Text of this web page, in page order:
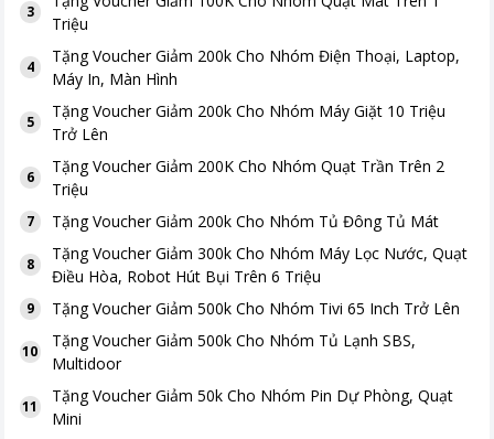
3
Triệu
4
TặngVoucher Giảm 200k Cho Nhóm Điện Thoại, Laptop,
Máy In, Màn Hình
5
TặngVoucher Giảm 200k Cho Nhóm Máy Giặt 10 Triệu
Trở Lên
6
TặngVoucher Giảm 200K Cho Nhóm Quạt Trần Trên 2
Triệu
7 TặngVoucher Giảm 200k Cho Nhóm Tủ Đông Tủ Mát
8
TặngVoucher Giảm 300k Cho Nhóm Máy Lọc Nước, Quạt
Điều Hòa, Robot Hút Bụi Trên 6 Triệu
9 TặngVoucher Giảm 500k Cho Nhóm Tivi 65 Inch Trở Lên
10
TặngVoucher Giảm 500k Cho Nhóm Tủ Lạnh SBS,
Multidoor
11
TặngVoucher Giảm 50k Cho Nhóm Pin Dự Phòng, Quạt
Mini